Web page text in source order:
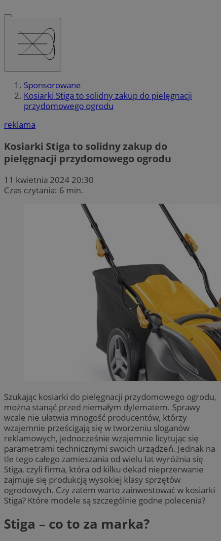
Sponsorowane
Kosiarki Stiga to solidny zakup do pielęgnacji
przydomowego ogrodu
reklama
Kosiarki Stiga to solidny zakup do
pielęgnacji przydomowego ogrodu
11 kwietnia 2024 20:30
Czas czytania: 6 min.
Szukając kosiarki do pielęgnacji przydomowego ogrodu,
można stanąć przed niemałym dylematem. Sprawy
wcale nie ułatwia mnogość producentów, którzy
wzajemnie prześcigają się w tworzeniu sloganów
reklamowych, jednocześnie wzajemnie licytując się
parametrami technicznymi swoich urządzeń. Jednak na
tle tego całego zamieszania od wielu lat wyróżnia się
Stiga, czyli firma, która od kilku dekad nieprzerwanie
zajmuje się produkcją wysokiej klasy sprzętów
ogrodowych. Czy zatem warto zainwestować w kosiarki
Stiga? Które modele są szczególnie godne polecenia?
Stiga – co to za marka?